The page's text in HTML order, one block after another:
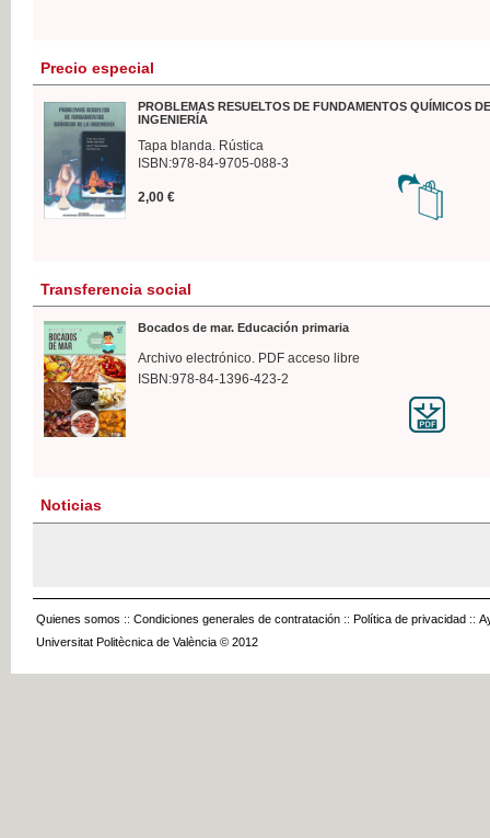
Precio especial
PROBLEMAS RESUELTOS DE FUNDAMENTOS QUÍMICOS
INGENIERÍA
Tapa blanda. Rústica
ISBN:978-84-9705-088-3
2,00 €
Transferencia social
Bocados de mar. Educación primaria
Archivo electrónico. PDF acceso libre
ISBN:978-84-1396-423-2
Noticias
Quienes somos :: Condiciones generales de contratación :: Política de privacidad ::
Universitat Politècnica de València © 2012